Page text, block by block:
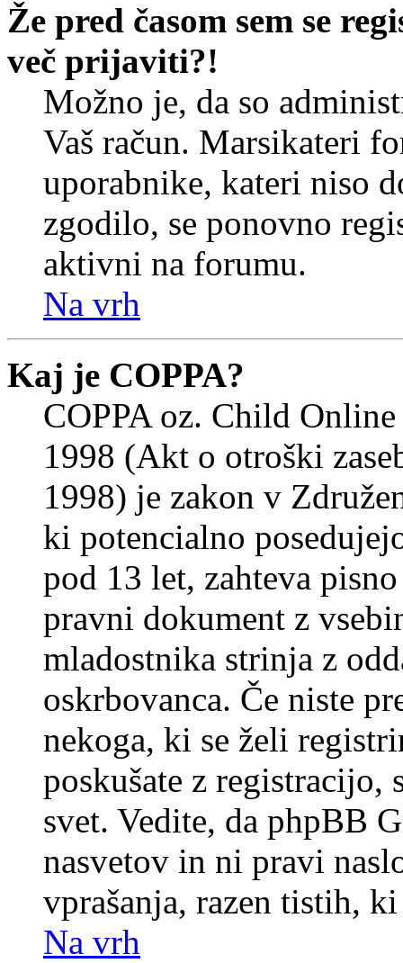
Že pred časom sem se
več prijaviti?!
Možno je, da so
Vaš račun. Marsikateri
uporabnike, kateri niso
zgodilo, se ponovno
aktivni na forumu.
Na vrh
Kaj je COPPA?
COPPA oz. Child
1998 (Akt o otroški
1998) je zakon v
ki potencialno
pod 13 let, zahteva
pravni dokument z
mladostnika strinja z
oskrbovanca. Če niste
nekoga, ki se želi
poskušate z registracijo,
svet. Vedite, da phpBB
nasvetov in ni pravi
vprašanja, razen tistih,
Na vrh